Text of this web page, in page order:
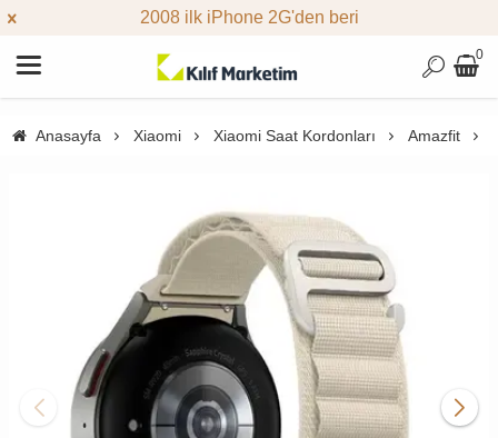
2008 ilk iPhone 2G'den beri
0
Anasayfa Xiaomi Xiaomi Saat Kordonları Amazfit